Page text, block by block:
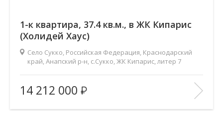
1-к квартира, 37.4 кв.м., в ЖК Кипарис
(Холидей Хаус)
Село Сукко, Российская Федерация, Краснодарский
край, Анапский р-н, с.Сукко, ЖК Кипарис, литер 7
Площадь (общ/жил/кух), м2:
37.4/16.8/12.2
Количество комнат:
1
Этаж:
3/8
14 212 000